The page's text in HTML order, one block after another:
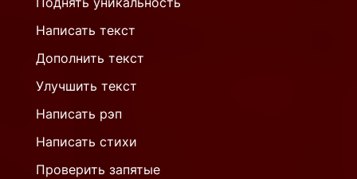
Написать текст
Дополнить текст
Улучшить текст
Написать рэп
Написать стихи
Проверить запятые